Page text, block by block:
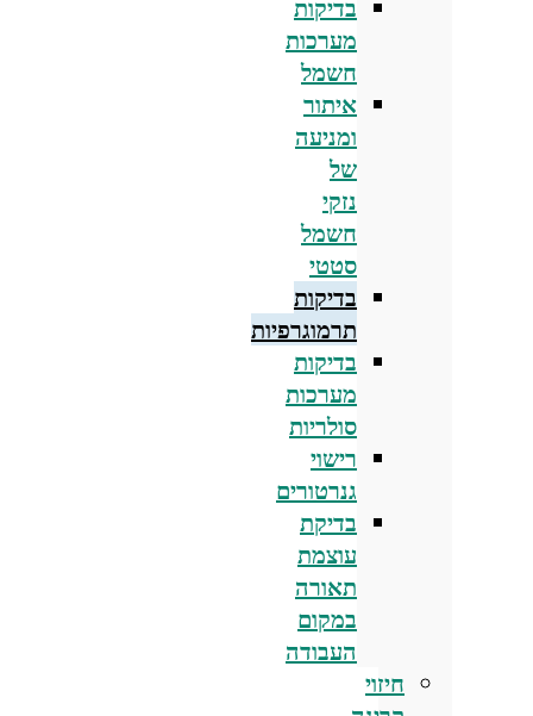
בדיקות
מערכות
חשמל
איתור
ומניעה
של
נזקי
חשמל
סטטי
בדיקות
תרמוגרפיות
בדיקות
מערכות
סולריות
רישוי
גנרטורים
בדיקת
עוצמת
תאורה
במקום
העבודה
חיזוי